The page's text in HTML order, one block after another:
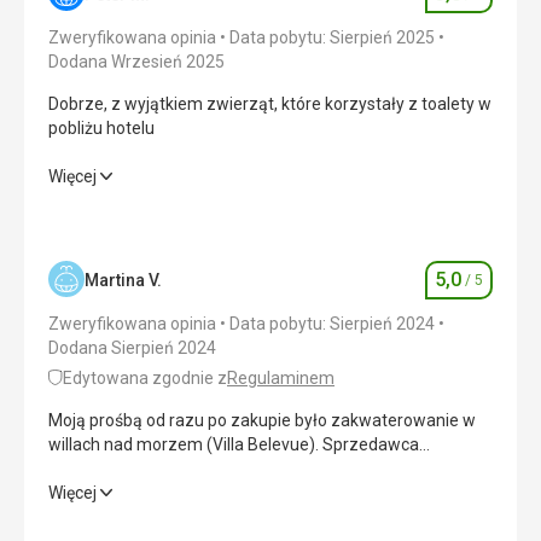
Zweryfikowana opinia
Data pobytu: Sierpień 2025
Dodana Wrzesień 2025
Dobrze, z wyjątkiem zwierząt, które korzystały z toalety w
pobliżu hotelu
Dobrze, z wyjątkiem zwierząt, które korzystały z toalety w
Zakwaterowanie 4,0/ 5
Okolica
Usługi
Cena
Więcej
Martina V. Ocena
5,0 / 5
Zweryfikowana opinia
Data pobytu: Sierpień 2024
Dodana Sierpień 2024
Edytowana zgodnie zRegulaminem
Moją prośbą od razu po zakupie było zakwaterowanie w
willach nad morzem (Villa Belevue). Sprzedawca
moimi uwagami dodał do umowy, że klient wymaga
Moją prośbą od razu po zakupie było zakwaterowanie w
Więcej